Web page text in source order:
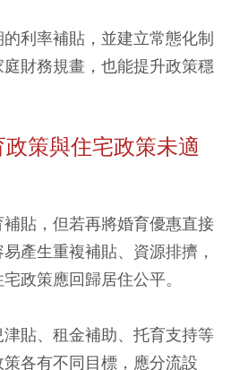
利率補貼，並建立常態化制
財務規畫，也能提升政策穩
策與住宅政策未適
貼，但若再將婚育優惠直接
產生重複補貼、資源排擠，
政策應回歸居住公平。
貼、租金補助、托育支持等
各有不同目標，應分流設